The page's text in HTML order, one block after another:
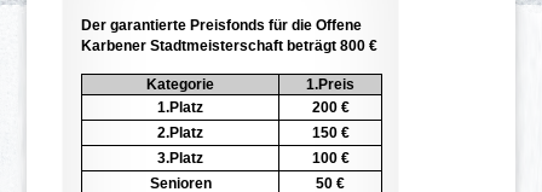
Der garantierte Preisfonds für die Offene
Karbener Stadtmeisterschaft beträgt 800 €
Kategorie
1.Preis
1.Platz
200 €
2.Platz
150 €
3.Platz
100 €
Senioren
50 €